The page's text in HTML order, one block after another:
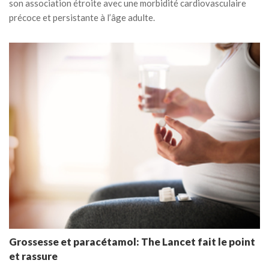
son association étroite avec une morbidité cardiovasculaire
précoce et persistante à l’âge adulte.
Grossesse et paracétamol: The Lancet fait le point
et rassure